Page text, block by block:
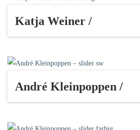
Katja Weiner /
André Kleinpoppen /